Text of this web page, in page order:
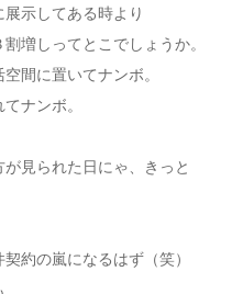
示してある時より
増しってとこでしょうか。
間に置いてナンボ。
ナンボ。
見られた日にゃ、きっと
約の嵐になるはず（笑）